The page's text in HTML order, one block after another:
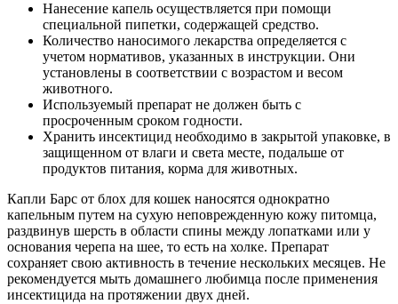
Нанесение капель осуществляется при помощи
специальной пипетки, содержащей средство.
Количество наносимого лекарства определяется с
учетом нормативов, указанных в инструкции. Они
установлены в соответствии с возрастом и весом
животного.
Используемый препарат не должен быть с
просроченным сроком годности.
Хранить инсектицид необходимо в закрытой упаковке, в
защищенном от влаги и света месте, подальше от
продуктов питания, корма для животных.
Капли Барс от блох для кошек наносятся однократно
капельным путем на сухую неповрежденную кожу питомца,
раздвинув шерсть в области спины между лопатками или у
основания черепа на шее, то есть на холке. Препарат
сохраняет свою активность в течение нескольких месяцев. Не
рекомендуется мыть домашнего любимца после применения
инсектицида на протяжении двух дней.